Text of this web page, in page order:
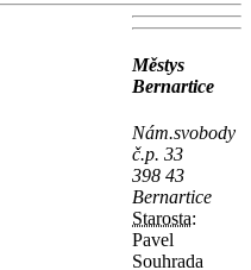
Městys
Bernartice
Nám.svobody
č.p. 33
398 43
Bernartice
Starosta:
Pavel
Souhrada